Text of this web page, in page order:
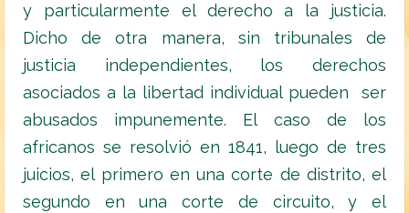
y particularmente el derecho a la justicia.
Dicho de otra manera, sin tribunales de
justicia independientes, los derechos
asociados a la libertad individual pueden ser
abusados impunemente. El caso de los
africanos se resolvió en 1841, luego de tres
juicios, el primero en una corte de distrito, el
segundo en una corte de circuito, y el